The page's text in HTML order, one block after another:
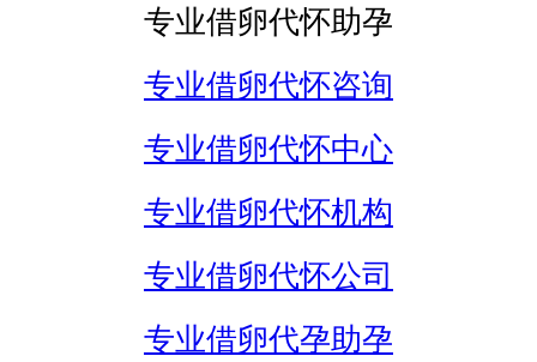
专业借卵代怀助孕
专业借卵代怀咨询
专业借卵代怀中心
专业借卵代怀机构
专业借卵代怀公司
专业借卵代孕助孕